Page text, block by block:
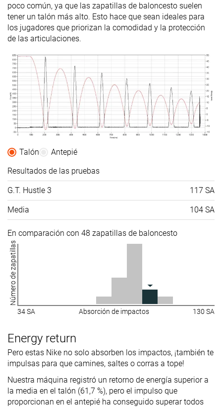
poco común, ya que las zapatillas de baloncesto suelen
tener un talón más alto. Esto hace que sean ideales para
los jugadores que priorizan la comodidad y la protección
de las articulaciones.
Talón
Antepié
Resultados de las pruebas
G.T. Hustle 3 117 SA
Media 104 SA
En comparación con 48 zapatillas de baloncesto
Número de zapatillas
34 SA Absorción de impactos 130 SA
Energy return
Pero estas Nike no solo absorben los impactos, ¡también te
impulsas para que camines, saltes o corras a tope!
Nuestra máquina registró un retorno de energía superior a
la media en el talón (61,7 %), pero el impulso que
proporcionan en el antepié ha conseguido superar todos